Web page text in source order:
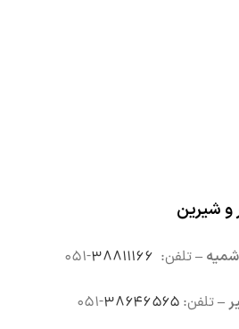
شیرین
–تلفن: ۳۸۸۱۱۱۶۶-۰۵۱
–تلفن: ۳۸۶۴۶۵۶۵-۰۵۱